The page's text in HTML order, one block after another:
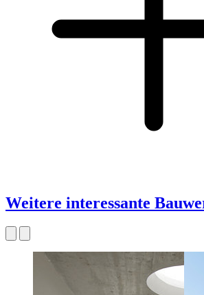
Weitere interessante